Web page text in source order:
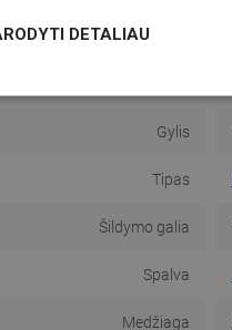
Gylis
Tipas
Šildymo galia
Spalva
Medžiaga
DETALIAU